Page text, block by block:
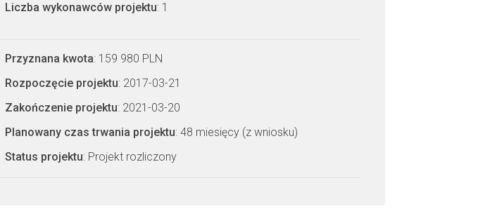
Liczba wykonawców projektu: 1
Przyznana kwota: 159 980 PLN
Rozpoczęcie projektu: 2017-03-21
Zakończenie projektu: 2021-03-20
Planowany czas trwania projektu: 48 miesięcy (z wniosku)
Status projektu: Projekt rozliczony